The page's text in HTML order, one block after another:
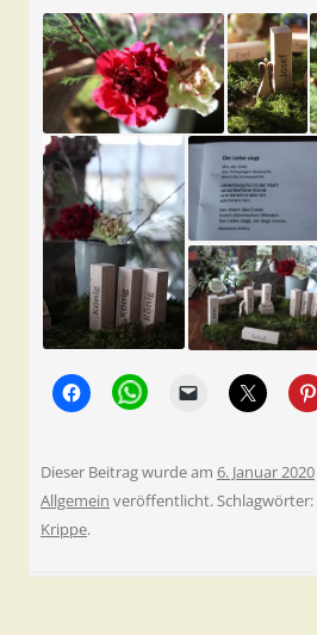
Dieser Beitrag wurde am 6. Januar 2020
Allgemein veröffentlicht. Schlagwörter:
Krippe.